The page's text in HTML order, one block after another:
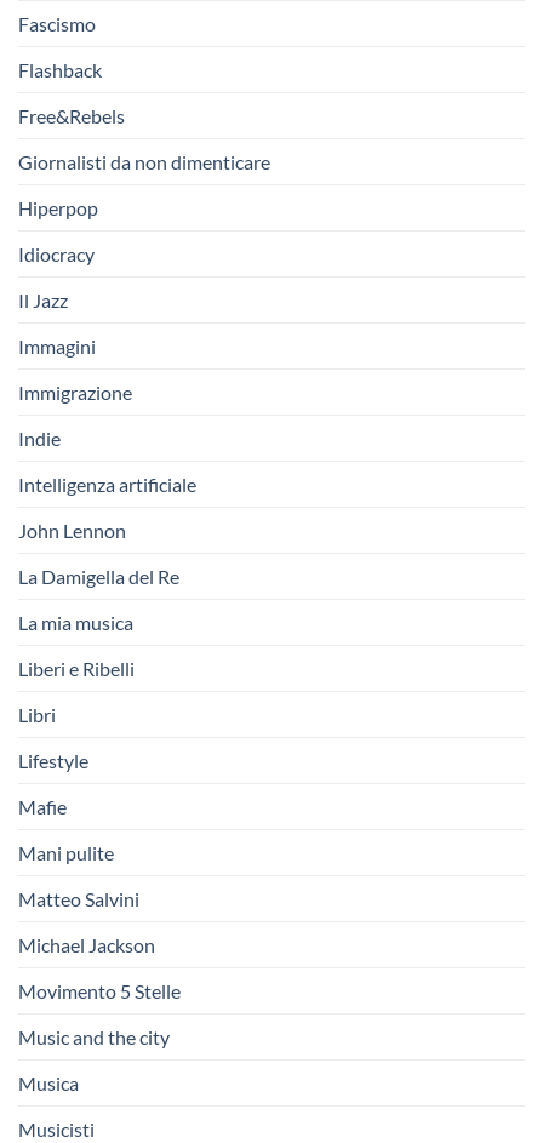
Fascismo
Flashback
Free&Rebels
Giornalisti da non dimenticare
Hiperpop
Idiocracy
Il Jazz
Immagini
Immigrazione
Indie
Intelligenza artificiale
John Lennon
La Damigella del Re
La mia musica
Liberi e Ribelli
Libri
Lifestyle
Mafie
Mani pulite
Matteo Salvini
Michael Jackson
Movimento 5 Stelle
Music and the city
Musica
Musicisti